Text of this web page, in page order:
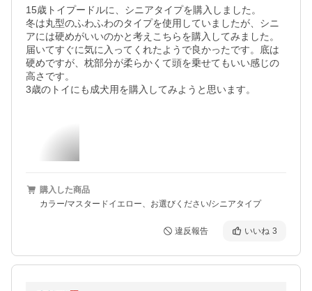
15歳トイプードルに、シニアタイプを購入しました。
冬は丸型のふわふわのタイプを使用していましたが、シニ
アには硬めがいいのかと考えこちらを購入してみました。
届いてすぐに気に入ってくれたようで良かったです。底は
硬めですが、枕部分が柔らかくて頭を乗せてもいい感じの
高さです。
3歳のトイにも成犬用を購入してみようと思います。
購入した商品
カラー/マスタードイエロー、お選びください/シニアタイプ
違反報告 いいね 3